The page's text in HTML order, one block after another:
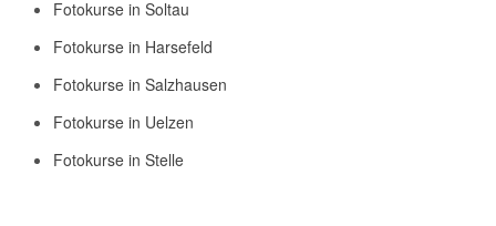
Fotokurse in Soltau
Fotokurse in Harsefeld
Fotokurse in Salzhausen
Fotokurse in Uelzen
Fotokurse in Stelle